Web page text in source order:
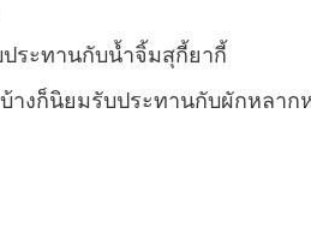
ระทานกับน้ำจิ้มสุกี้ยากี้
งก็นิยมรับประทานกับผักหลาก